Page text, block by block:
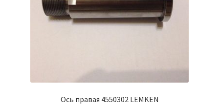
Ось правая 4550302 LEMKEN